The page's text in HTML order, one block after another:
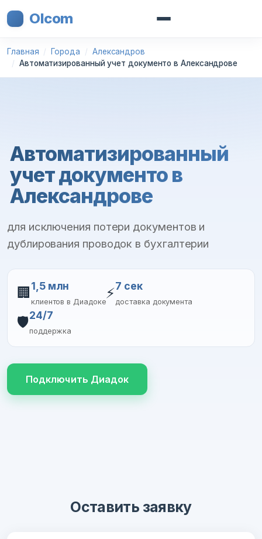
Olcom
Главная Города
Александров
Автоматизированный учет документо в Александрове
Автоматизированный
учет документо в
Александрове
для исключения потери документов и
дублирования проводок в бухгалтерии
🏢 1,5 млн
клиентов в Диадоке
⚡7 сек
доставка документа
🛡️24/7
поддержка
Подключить Диадок
Оставить заявку